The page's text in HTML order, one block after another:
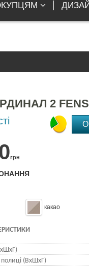
2
грн
какао
полиці (ВхШхГ)